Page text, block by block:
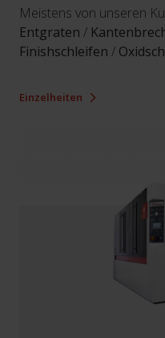
Meistens von unseren
Entgraten /
Finishschleifen /
Einzelheiten